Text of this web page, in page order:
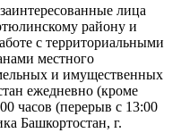
лица
району и
с территориальными
местного
и имущественных
ежедневно (кроме
(перерыв с 13:00
Башкортостан, г.